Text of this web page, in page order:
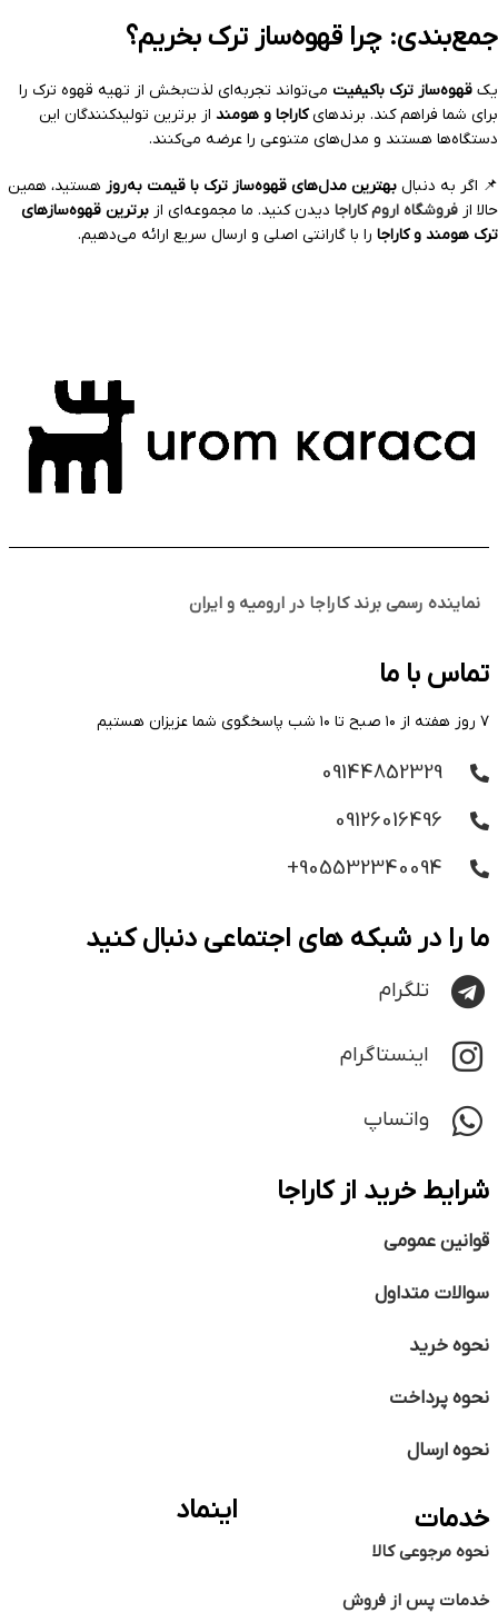
جمع‌بندی: چرا قهوه‌ساز ترک بخریم؟
یک قهوه‌ساز ترک باکیفیت می‌تواند تجربه‌ای لذت‌بخش از تهیه قهوه ترک را
برای شما فراهم کند. برندهایکاراجا و هومند از برترین تولیدکنندگان این
دستگاه‌ها هستند و مدل‌های متنوعی را عرضه می‌کنند.
📌 اگر به دنبال بهترین مدل‌های قهوه‌ساز ترک با قیمت به‌روز هستید، همین
حالا از فروشگاه اروم کاراجا دیدن کنید. ما مجموعه‌ای از برترین قهوه‌سازهای
ترک هومند و کاراجا را با گارانتی اصلی و ارسال سریع ارائه می‌دهیم.
نماینده رسمی برند کاراجا در ارومیه و ایران
تماس با ما
۷ روز هفته از ۱۰ صبح تا ۱۰ شب پاسخگوی شما عزیزان هستیم
09144852329
09126016496
905532340094+
ما را در شبکه های اجتماعی دنبال کنید
تلگرام
اینستاگرام
واتساپ
شرایط خرید از کاراجا
قوانین عمومی
سوالات متداول
نحوه خرید
نحوه پرداخت
نحوه ارسال
خدمات
نحوه مرجوعی کالا
خدمات پس از فروش
اینماد